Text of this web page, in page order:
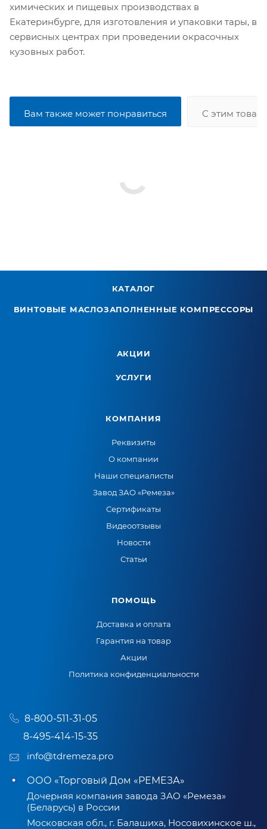
химических и пищевых производствах в
Екатеринбурге, для изготовления и упаковки тары, в
сервисных центрах при проведении окрасочных
кузовных работ.
Вам также может понравиться С этим
КАТАЛОГ
ВИНТОВЫЕ МАСЛОЗАПОЛНЕННЫЕ КОМПРЕССОРЫ
АКЦИИ
УСЛУГИ
КОМПАНИЯ
Реквизиты
О компании
Наши специалисты
Завод ЗАО «Ремеза»
Сертификаты
Видеоотзывы
Новости
Статьи
ПОМОЩЬ
Доставка и оплата
Гарантия на товар
Акции
Политика конфиденциальности
8-800-511-31-05
8-495-414-15-35
info@tdremeza.pro
ООО «Торговый Дом «РЕМЕЗА»
Дочерняя компания завода ЗАО «Ремеза»
(Беларусь) в России
Московская обл., г. Балашиха, Носовихинское ш.,